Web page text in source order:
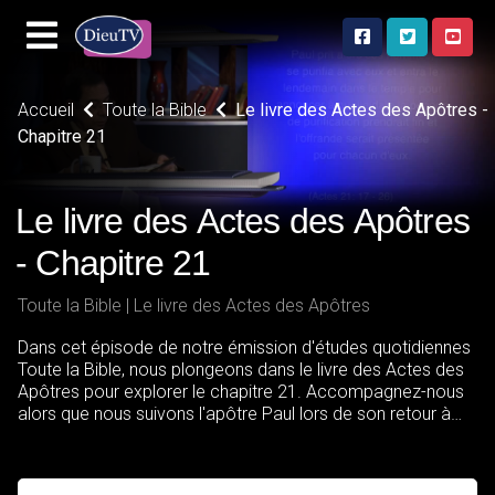
Accueil Toute la Bible
Le livre des Actes des Apôtres -
Chapitre 21
Le livre des Actes des Apôtres
- Chapitre 21
Toute la Bible | Le livre des Actes des Apôtres
Dans cet épisode de notre émission d'études quotidiennes
Toute la Bible, nous plongeons dans le livre des Actes des
Apôtres pour explorer le chapitre 21. Accompagnez-nous
alors que nous suivons l'apôtre Paul lors de son retour à
Paul reste déterminé à accomplir la volonté de Dieu.